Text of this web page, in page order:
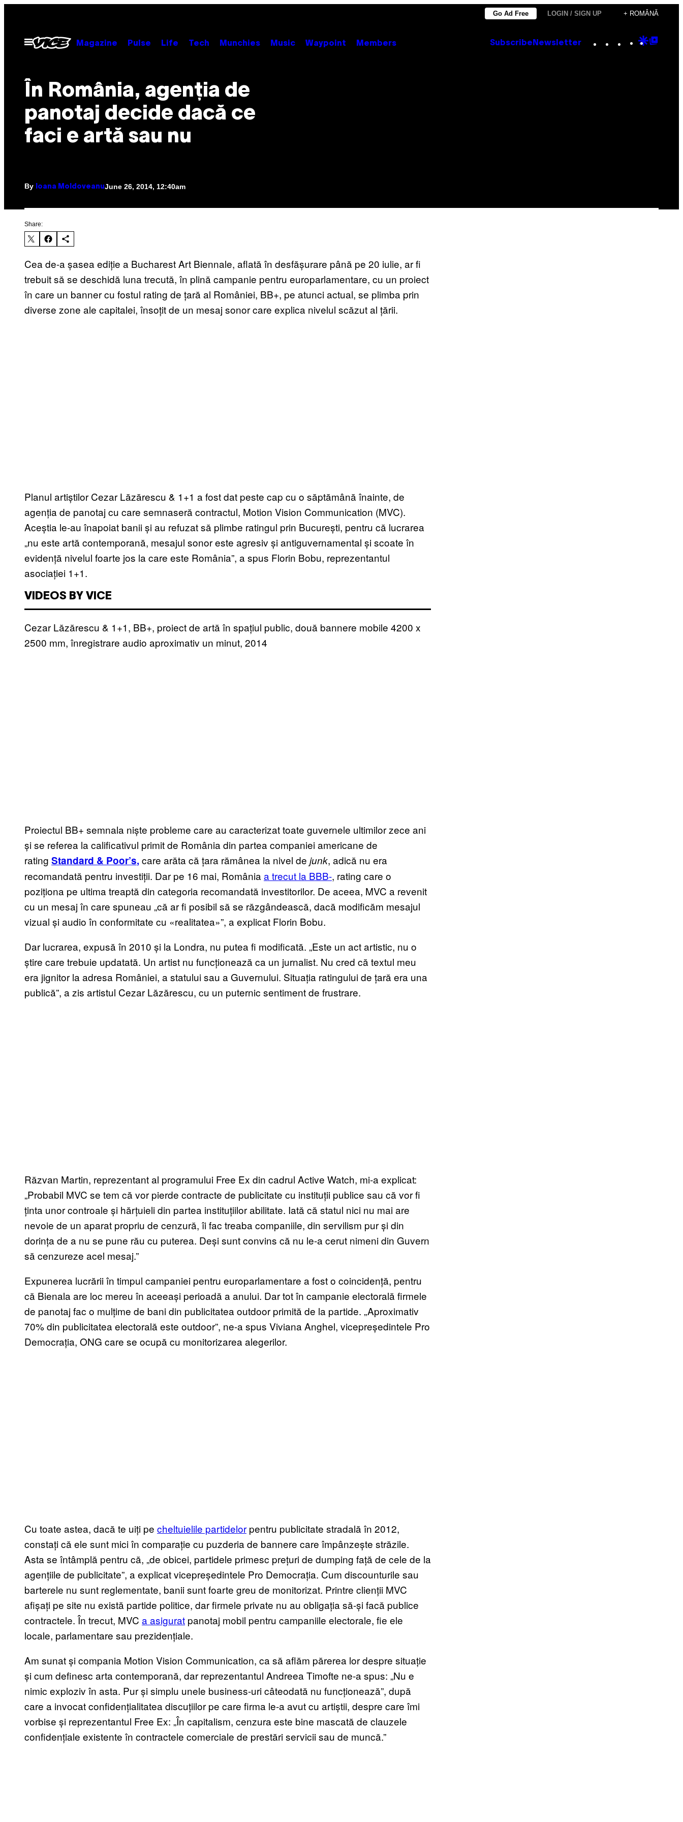
content
Go Ad Free LOGIN / SIGN UP + ROMÂNĂ
Open
Menu
Magazine Pulse Life Tech Munchies Music Waypoint Members Subscribe Newsletter Instagram
TikTok
YouTube
Google
În România, agenţia de
panotaj decide dacă ce
faci e artă sau nu
By Ioana Moldoveanu June 26, 2014, 12:40am
Share:
Cea de-a șasea ediție a Bucharest Art Biennale, aflată în desfășurare până pe 20 iulie, ar fi
trebuit să se deschidă luna trecută, în plină campanie pentru europarlamentare, cu un proiect
în care un banner cu fostul rating de țară al României, BB+, pe atunci actual, se plimba prin
diverse zone ale capitalei, însoțit de un mesaj sonor care explica nivelul scăzut al țării.
Planul artiștilor Cezar Lăzărescu & 1+1 a fost dat peste cap cu o săptămână înainte, de
agenția de panotaj cu care semnaseră contractul, Motion Vision Communication (MVC).
Aceștia le-au înapoiat banii și au refuzat să plimbe ratingul prin București, pentru că lucrarea
„nu este artă contemporană, mesajul sonor este agresiv și antiguvernamental și scoate în
evidență nivelul foarte jos la care este România”, a spus Florin Bobu, reprezentantul
asociației 1+1.
VIDEOS BY VICE
Cezar Lăzărescu & 1+1, BB+, proiect de artă în spațiul public, două bannere mobile 4200 x
2500 mm, înregistrare audio aproximativ un minut, 2014
Proiectul BB+ semnala niște probleme care au caracterizat toate guvernele ultimilor zece ani
și se referea la calificativul primit de România din partea companiei americane de
rating Standard & Poor’s, care arăta că țara rămânea la nivel de junk, adică nu era
recomandată pentru investiții. Dar pe 16 mai, România a trecut la BBB-, rating care o
poziționa pe ultima treaptă din categoria recomandată investitorilor. De aceea, MVC a revenit
cu un mesaj în care spuneau „că ar fi posibil să se răzgândească, dacă modificăm mesajul
vizual și audio în conformitate cu «realitatea»”, a explicat Florin Bobu.
Dar lucrarea, expusă în 2010 și la Londra, nu putea fi modificată. „Este un act artistic, nu o
știre care trebuie updatată. Un artist nu funcționează ca un jurnalist. Nu cred că textul meu
era jignitor la adresa României, a statului sau a Guvernului. Situația ratingului de țară era una
publică”, a zis artistul Cezar Lăzărescu, cu un puternic sentiment de frustrare.
Răzvan Martin, reprezentant al programului Free Ex din cadrul Active Watch, mi-a explicat:
„Probabil MVC se tem că vor pierde contracte de publicitate cu instituții publice sau că vor fi
ținta unor controale și hărțuieli din partea instituțiilor abilitate. Iată că statul nici nu mai are
nevoie de un aparat propriu de cenzură, îi fac treaba companiile, din servilism pur și din
dorința de a nu se pune rău cu puterea. Deși sunt convins că nu le-a cerut nimeni din Guvern
să cenzureze acel mesaj.”
Expunerea lucrării în timpul campaniei pentru europarlamentare a fost o coincidență, pentru
că Bienala are loc mereu în aceeași perioadă a anului. Dar tot în campanie electorală firmele
de panotaj fac o mulțime de bani din publicitatea outdoor primită de la partide. „Aproximativ
70% din publicitatea electorală este outdoor”, ne-a spus Viviana Anghel, vicepreședintele Pro
Democrația, ONG care se ocupă cu monitorizarea alegerilor.
Cu toate astea, dacă te uiți pe cheltuielile partidelor pentru publicitate stradală în 2012,
constați că ele sunt mici în comparație cu puzderia de bannere care împânzește străzile.
Asta se întâmplă pentru că, „de obicei, partidele primesc prețuri de dumping față de cele de la
agențiile de publicitate”, a explicat vicepreședintele Pro Democrația. Cum discounturile sau
barterele nu sunt reglementate, banii sunt foarte greu de monitorizat. Printre clienții MVC
afișați pe site nu există partide politice, dar firmele private nu au obligația să-și facă publice
contractele. În trecut, MVC a asigurat panotaj mobil pentru campaniile electorale, fie ele
locale, parlamentare sau prezidențiale.
Am sunat și compania Motion Vision Communication, ca să aflăm părerea lor despre situație
și cum definesc arta contemporană, dar reprezentantul Andreea Timofte ne-a spus: „Nu e
nimic exploziv în asta. Pur și simplu unele business-uri câteodată nu funcționează”, după
care a invocat confidențialitatea discuțiilor pe care firma le-a avut cu artiștii, despre care îmi
vorbise și reprezentantul Free Ex: „În capitalism, cenzura este bine mascată de clauzele
confidențiale existente în contractele comerciale de prestări servicii sau de muncă.”